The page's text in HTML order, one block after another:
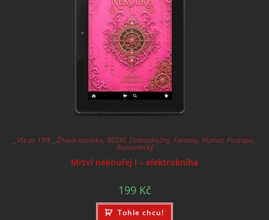
_Vše za 199, _Žhavá novinka, BDSM, Dobrodružný, Fantasy, Humor, Postapo,
Romantický
Mrtví nekouřej I – elektrokniha
199 Kč
Tohle chcu!